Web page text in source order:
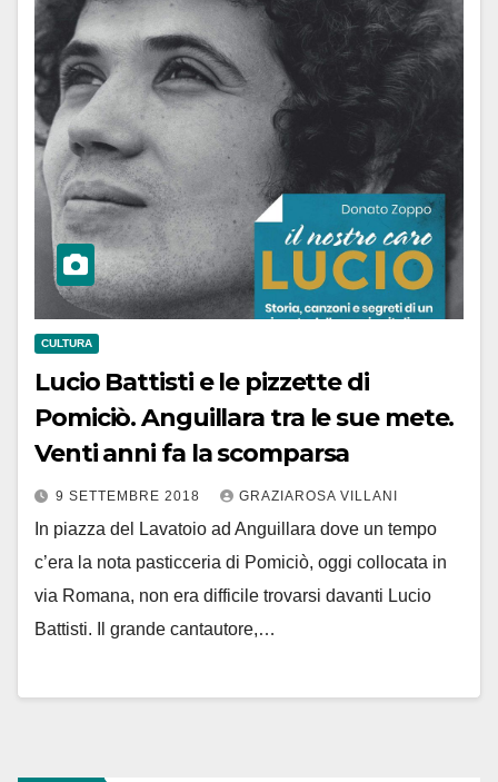
CULTURA
Lucio Battisti e le pizzette di
Pomiciò. Anguillara tra le sue mete.
Venti anni fa la scomparsa
9 SETTEMBRE 2018 GRAZIAROSA VILLANI
In piazza del Lavatoio ad Anguillara dove un tempo
c’era la nota pasticceria di Pomiciò, oggi collocata in
via Romana, non era difficile trovarsi davanti Lucio
Battisti. Il grande cantautore,…